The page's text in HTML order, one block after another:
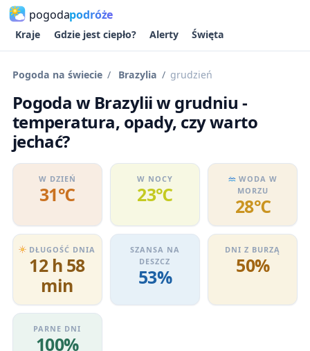
pogodapodróże
Kraje Gdzie jest ciepło? Alerty Święta
Pogoda na świecie Brazylia grudzień
Pogoda w Brazylii w grudniu -
temperatura, opady, czy warto
jechać?
W DZIEŃ
31℃
W NOCY
23℃
WODA W
MORZU
28℃
DŁUGOŚĆ DNIA
12 h 58
min
SZANSA NA
DESZCZ
53%
DNI Z BURZĄ
50%
PARNE DNI
100%